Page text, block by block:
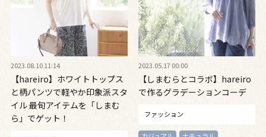
2023.08.10 11:14
【hareiro】ホワイトトップス
と柄パンツで軽やか印象派スタ
イル 最旬アイテムを「しまむ
ら」でゲット！
2023.05.17 00:00
【しまむらとコラボ】hareiro
で作るグラデーションコーデ
ファッション